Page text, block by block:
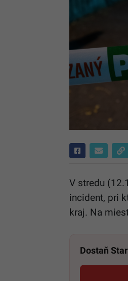
V stredu
incident, pri
kraj. Na
Dostaň